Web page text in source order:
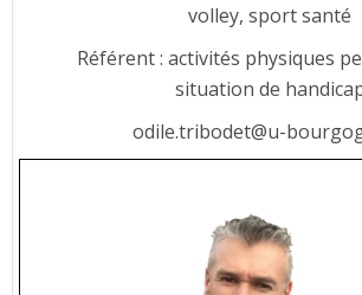
volley, sport santé
Référent : activités physiques
situation de
odile.tribodet@u-